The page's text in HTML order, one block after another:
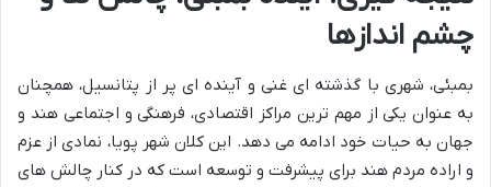
چشم اندازها
بمبئی، شهری با گذشته ای غنی و آینده ای پر از پتانسیل، همچنان
به عنوان یکی از مهم ترین مراکز اقتصادی، فرهنگی و اجتماعی هند و
جهان به حیات خود ادامه می دهد. این کلان شهر پویا، نمادی از عزم
و اراده مردم هند برای پیشرفت و توسعه است که در کنار چالش های